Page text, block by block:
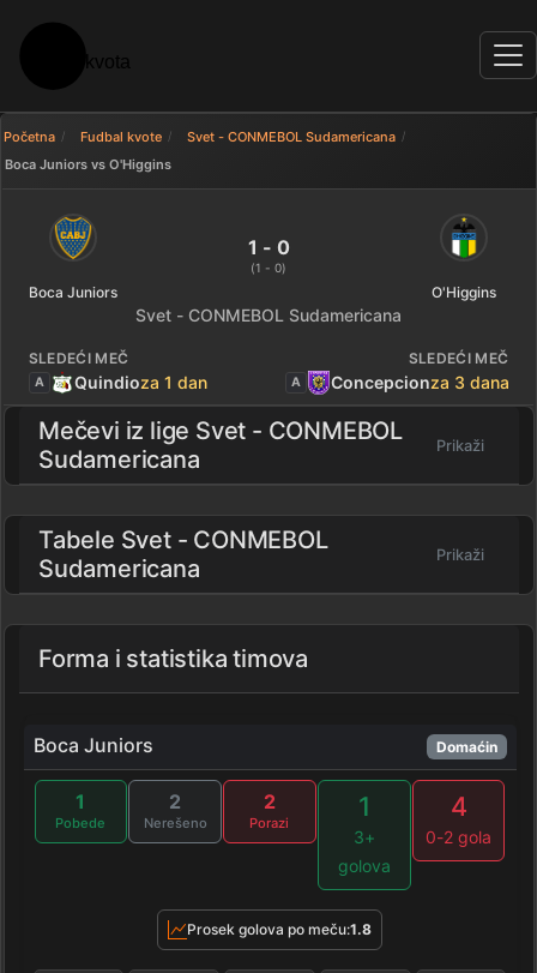
Početna Fudbal kvote
Svet - CONMEBOL Sudamericana
Boca Juniors vs O'Higgins
Boca Juniors 1 - 0 O'Higgins —
Boca Juniors
1 - 0
(1 - 0)
O'Higgins
Svet - CONMEBOL Sudamericana
SLEDEĆI MEČ
A Quindioza 1 dan
SLEDEĆI MEČ
A Concepcionza 3 dana
Mečevi iz lige Svet - CONMEBOL
Sudamericana
Prikaži
Tabele Svet - CONMEBOL
Sudamericana
Prikaži
Forma i statistika timova
Boca Juniors Domaćin
1
Pobede
2
Nerešeno
2
Porazi
1
3+
golova
4
0-2 gola
Prosek golova po meču:1.8